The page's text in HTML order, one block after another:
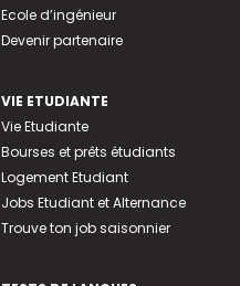
Ecole d’ingénieur
Devenir partenaire
VIE ETUDIANTE
Vie Etudiante
Bourses et prêts étudiants
Logement Etudiant
Jobs Etudiant et Alternance
Trouve ton job saisonnier